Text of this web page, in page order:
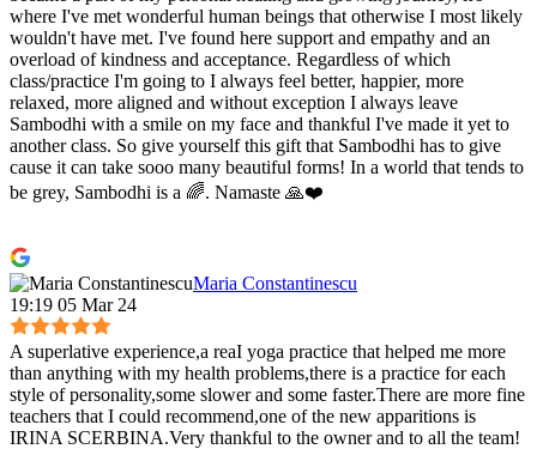
where I've met wonderful human beings that otherwise I most likely
wouldn't have met. I've found here support and empathy and an
overload of kindness and acceptance. Regardless of which
class/practice I'm going to I always feel better, happier, more
relaxed, more aligned and without exception I always leave
Sambodhi with a smile on my face and thankful I've made it yet to
another class. So give yourself this gift that Sambodhi has to give
cause it can take sooo many beautiful forms! In a world that tends to
be grey, Sambodhi is a 🌈. Namaste 🙏❤️
Maria Constantinescu
19:19 05 Mar 24
A superlative experience,a reaI yoga practice that helped me more
than anything with my health problems,there is a practice for each
style of personality,some slower and some faster.There are more fine
teachers that I could recommend,one of the new apparitions is
IRINA SCERBINA.Very thankful to the owner and to all the team!